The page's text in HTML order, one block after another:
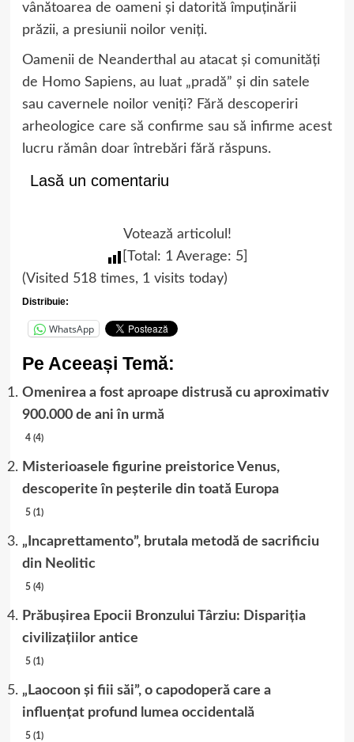
vânătoarea de oameni și datorită împuținării
prăzii, a presiunii noilor veniți.
Oamenii de Neanderthal au atacat și comunități
de Homo Sapiens, au luat „pradă” și din satele
sau cavernele noilor veniți? Fără descoperiri
arheologice care să confirme sau să infirme acest
lucru rămân doar întrebări fără răspuns.
Lasă un comentariu
Votează articolul!
[Total: 1Average: 5]
(Visited 518 times, 1 visits today)
Distribuie:
WhatsApp
Pe Aceeași Temă:
Omenirea a fost aproape distrusă cu aproximativ
900.000 de ani în urmă
4 (4)
Misterioasele figurine preistorice Venus,
descoperite în peșterile din toată Europa
5 (1)
„Incaprettamento”, brutala metodă de sacrificiu
din Neolitic
5 (4)
Prăbușirea Epocii Bronzului Târziu: Dispariția
civilizațiilor antice
5 (1)
„Laocoon și fiii săi”, o capodoperă care a
influențat profund lumea occidentală
5 (1)